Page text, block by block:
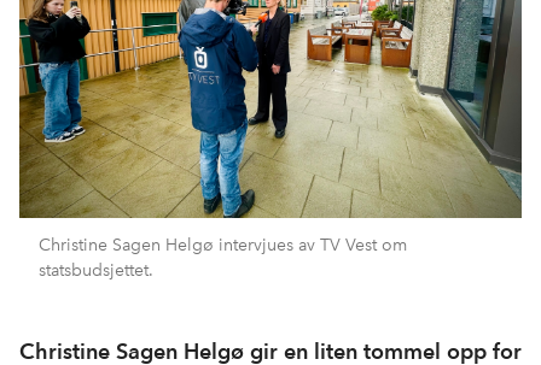
Christine Sagen Helgø intervjues av TV Vest om
statsbudsjettet.
Christine Sagen Helgø gir en liten tommel opp for